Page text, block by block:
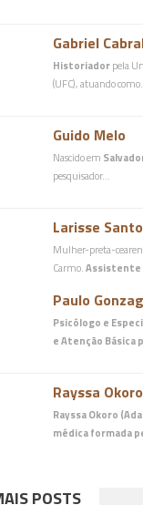
Gabriel
Historiadorpela
(UFC), atuando
Guido Melo
Nascido em
pesquisador…
Larisse
Mulher-preta-
Carmo.Assistente
Paulo
Psicólogo e
e Atenção Básica
Rayssa Okoro
Rayssa Okoro
médicaformada
POSTS